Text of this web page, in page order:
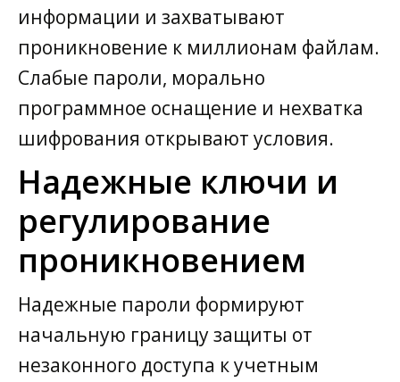
информации и захватывают
проникновение к миллионам файлам.
Слабые пароли, морально
программное оснащение и нехватка
шифрования открывают условия.
Надежные ключи и
регулирование
проникновением
Надежные пароли формируют
начальную границу защиты от
незаконного доступа к учетным